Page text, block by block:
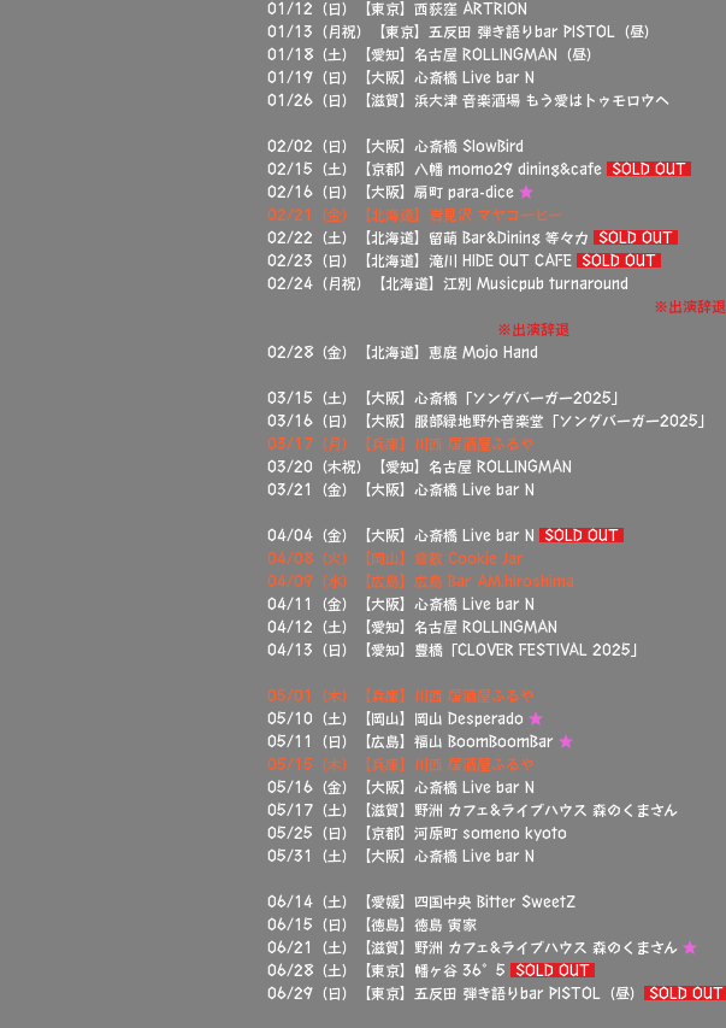
01/12（日）【東京】西荻窪 ARTRION
01/13（月祝）【東京】五反田 弾き語りbar PISTOL（昼）
01/18（土）【愛知】名古屋 ROLLINGMAN（昼）
01/19（日）【大阪】心斎橋 Live bar N
01/26（日）【滋賀】浜大津 音楽酒場 もう愛はトゥモロウへ
02/02（日）【大阪】心斎橋 SlowBird
02/15（土）【京都】八幡 momo29 dining&cafe
SOLD OUT
02/16（日）【大阪】扇町 para-dice ★
02/21（金）【北海道】岩見沢 マヤコーヒー
02/22（土）【北海道】留萌 Bar&Dining 等々力
SOLD OUT
02/23（日）【北海道】滝川 HIDE OUT CAFE
SOLD OUT
02/24（月祝）【北海道】江別 Musicpub turnaround
※出演辞退
※出演辞退
02/28（金）【北海道】恵庭 Mojo Hand
​03/15（土）【大阪】心斎橋「ソングバーガー2025」
03/16（日）【大阪】服部緑地野外音楽堂「ソングバーガー2025」
03/17（月）【兵庫】川西 居酒屋ふるや
03/20（木祝）【愛知】名古屋 ROLLINGMAN
03/21（金）【大阪】心斎橋 Live bar N
04/04（金）【大阪】心斎橋 Live bar N
SOLD OUT
04/08（火）【岡山】倉敷 Cookie Jar
04/09（水）【広島】広島 Bar AM.hiroshima
04/11（金）【大阪】心斎橋 Live bar N
04/12（土）【愛知】名古屋 ROLLINGMAN
04/13（日）【愛知】豊橋「CLOVER FESTIVAL 2025」
05/01（木）【兵庫】川西 居酒屋ふるや
05/10（土）【岡山】岡山 Desperado ★
05/11（日）【広島】福山 BoomBoomBar ★
05/15（木）【兵庫】川西 居酒屋ふるや
05/16（金）【大阪】心斎橋 Live bar N
05/17（土）【滋賀】野洲 カフェ&ライブハウス 森のくまさん
05/25（日）【京都】河原町 someno kyoto
05/31（土）【大阪】心斎橋 Live bar N
06/14（土）【愛媛】四国中央 Bitter SweetZ
06/15（日）【徳島】徳島 寅家
06/21（土）【滋賀】野洲 カフェ&ライブハウス 森のくまさん ★
06/28（土）【東京】幡ヶ谷 36°5
SOLD OUT
06/29（日）【東京】五反田 弾き語りbar PISTOL（昼）
SOLD OUT